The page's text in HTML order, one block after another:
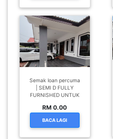
Semak loan percuma
| SEMI D FULLY
FURNISHED UNTUK
RM 0.00
BACA LAGI